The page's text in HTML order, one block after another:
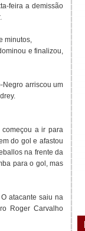
feira a demissão
minutos,
e finalizou,
Negro arriscou um
começou a ir para
do gol e afastou
na frente da
para o gol, mas
atacante saiu na
Roger Carvalho